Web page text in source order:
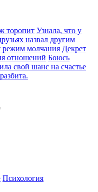
торопит Узнала, что у
назвал другим
режим молчания Декрет
отношений Боюсь
свой шанс на счастье
Психология